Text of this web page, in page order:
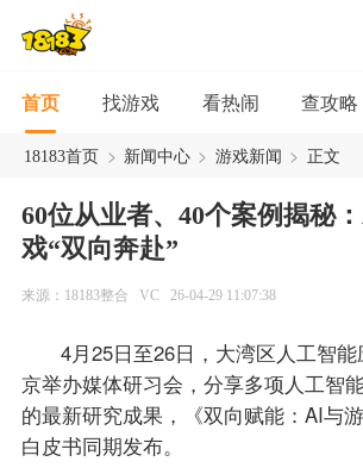
首页 找游戏 看热闹 查攻略
18183首页 > 新闻中心 > 游戏新闻 > 正文
60位从业者、40个案例揭秘
戏“双向奔赴”
来源：18183整合 VC 26-04-29 11:07:38
4月25日至26日，大湾区人工智
京举办媒体研习会，分享多项人工智
的最新研究成果，《双向赋能：AI与
白皮书同期发布。